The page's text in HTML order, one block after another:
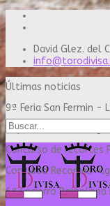
David Glez. del
Últimas noticias
9ª Feria San Fermin -
Capea Sanse Domingo
Concurso de recortes
Concurso Recortes
6º Encierro